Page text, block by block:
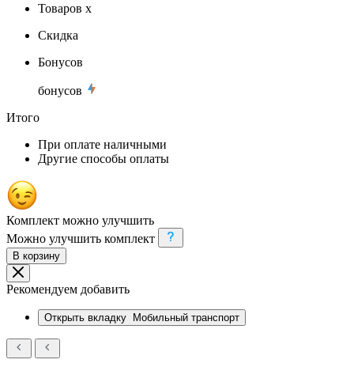
Товаров x
Скидка
Бонусов
бонусов
Итого
При оплате наличными
Другие способы оплаты
Комплект можно улучшить
Можно улучшить комплект
В корзину
Рекомендуем добавить
Открыть вкладку Мобильный транспорт